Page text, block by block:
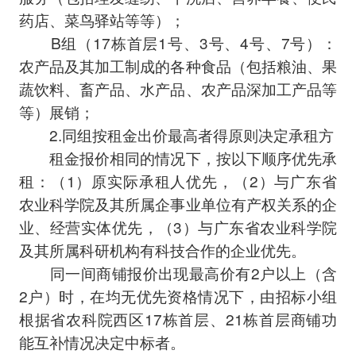
药店、菜鸟驿站等等）；
B组（17栋首层1号、3号、4号、7号）：
农产品及其加工制成的各种食品（包括粮油、果
蔬饮料、畜产品、水产品、农产品深加工产品等
等）展销；
2.同组按租金出价最高者得原则决定承租方
租金报价相同的情况下，按以下顺序优先承
租：（1）原实际承租人优先，（2）与广东省
农业科学院及其所属企事业单位有产权关系的企
业、经营实体优先，（3）与广东省农业科学院
及其所属科研机构有科技合作的企业优先。
同一间商铺报价出现最高价有2户以上（含
2户）时，在均无优先资格情况下，由招标小组
根据省农科院西区17栋首层、21栋首层商铺功
能互补情况决定中标者。